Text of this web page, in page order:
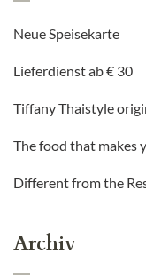
Neue Speisekarte
Lieferdienst ab € 30
Tiffany Thaistyle
The food that makes
Different from the
Archiv